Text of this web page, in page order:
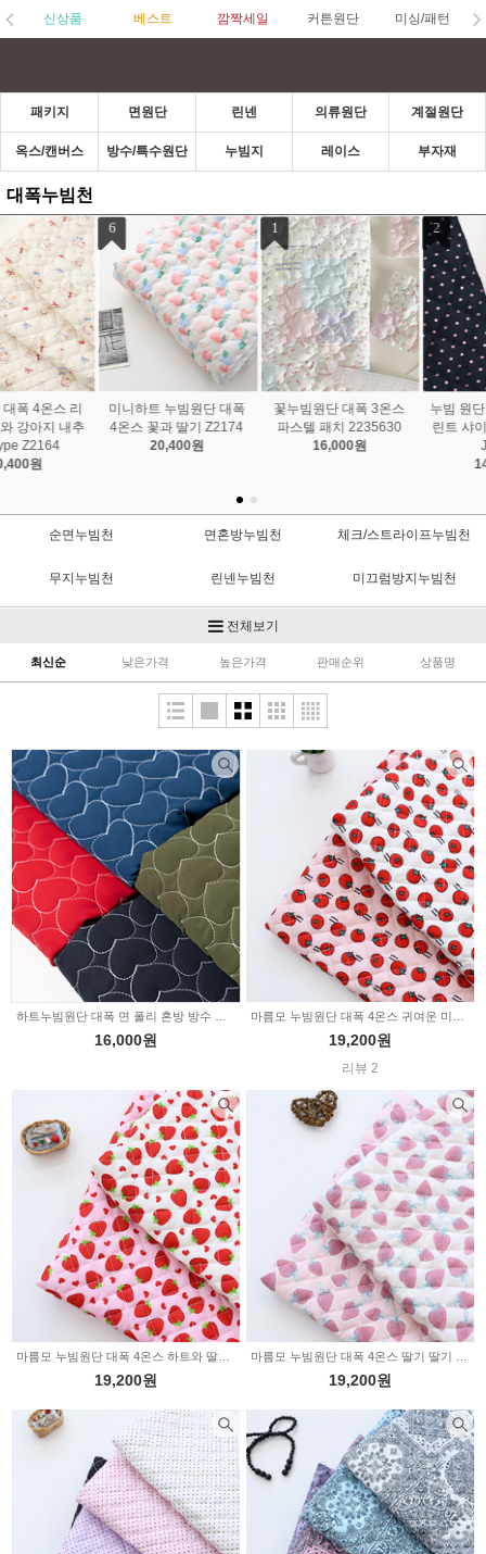
신상품 베스트 깜짝세일 커튼원단 미싱/패턴
패키지 면원단 린넨 의류원단 계절원단
옥스/캔버스 방수/특수원단 누빔지 레이스 부자재
대폭누빔천
꽃누빔원단 대폭 3온스
파스텔 패치 2235630
16,000원
2
누빔 원단 대폭 메모리 프
린트 샤이닝 도트 2color
3
하트 누빔원단 대폭 양면
4온스 생활방수 6color 2
순면누빔천 면혼방누빔천 체크/스트라이프누빔천
무지누빔천 린넨누빔천 미끄럼방지누빔천
도트누빔천
대폭누빔천 공단누빔천 인견/리플누빔천
누빔수공비
전체보기
최신순 낮은가격 높은가격 판매순위 상품명
16,000원 19,200원
리뷰 2
19,200원 19,200원